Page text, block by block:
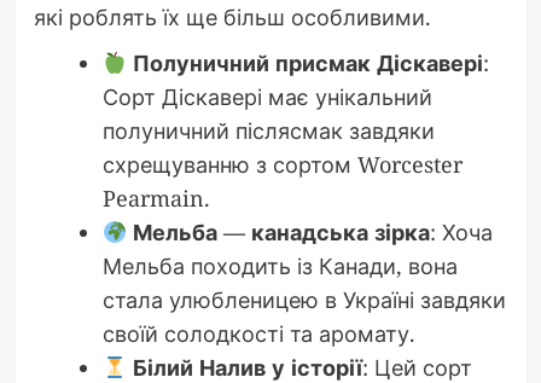
які роблять їх ще більш особливими.
Полуничний присмак Діскавері:
Сорт Діскавері має унікальний
полуничний післясмак завдяки
схрещуванню з сортом Worcester
Pearmain.
Мельба — канадська зірка: Хоча
Мельба походить із Канади, вона
стала улюбленицею в Україні завдяки
своїй солодкості та аромату.
Білий Налив у історії: Цей сорт